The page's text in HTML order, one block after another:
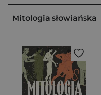
Mitologia słowiańska